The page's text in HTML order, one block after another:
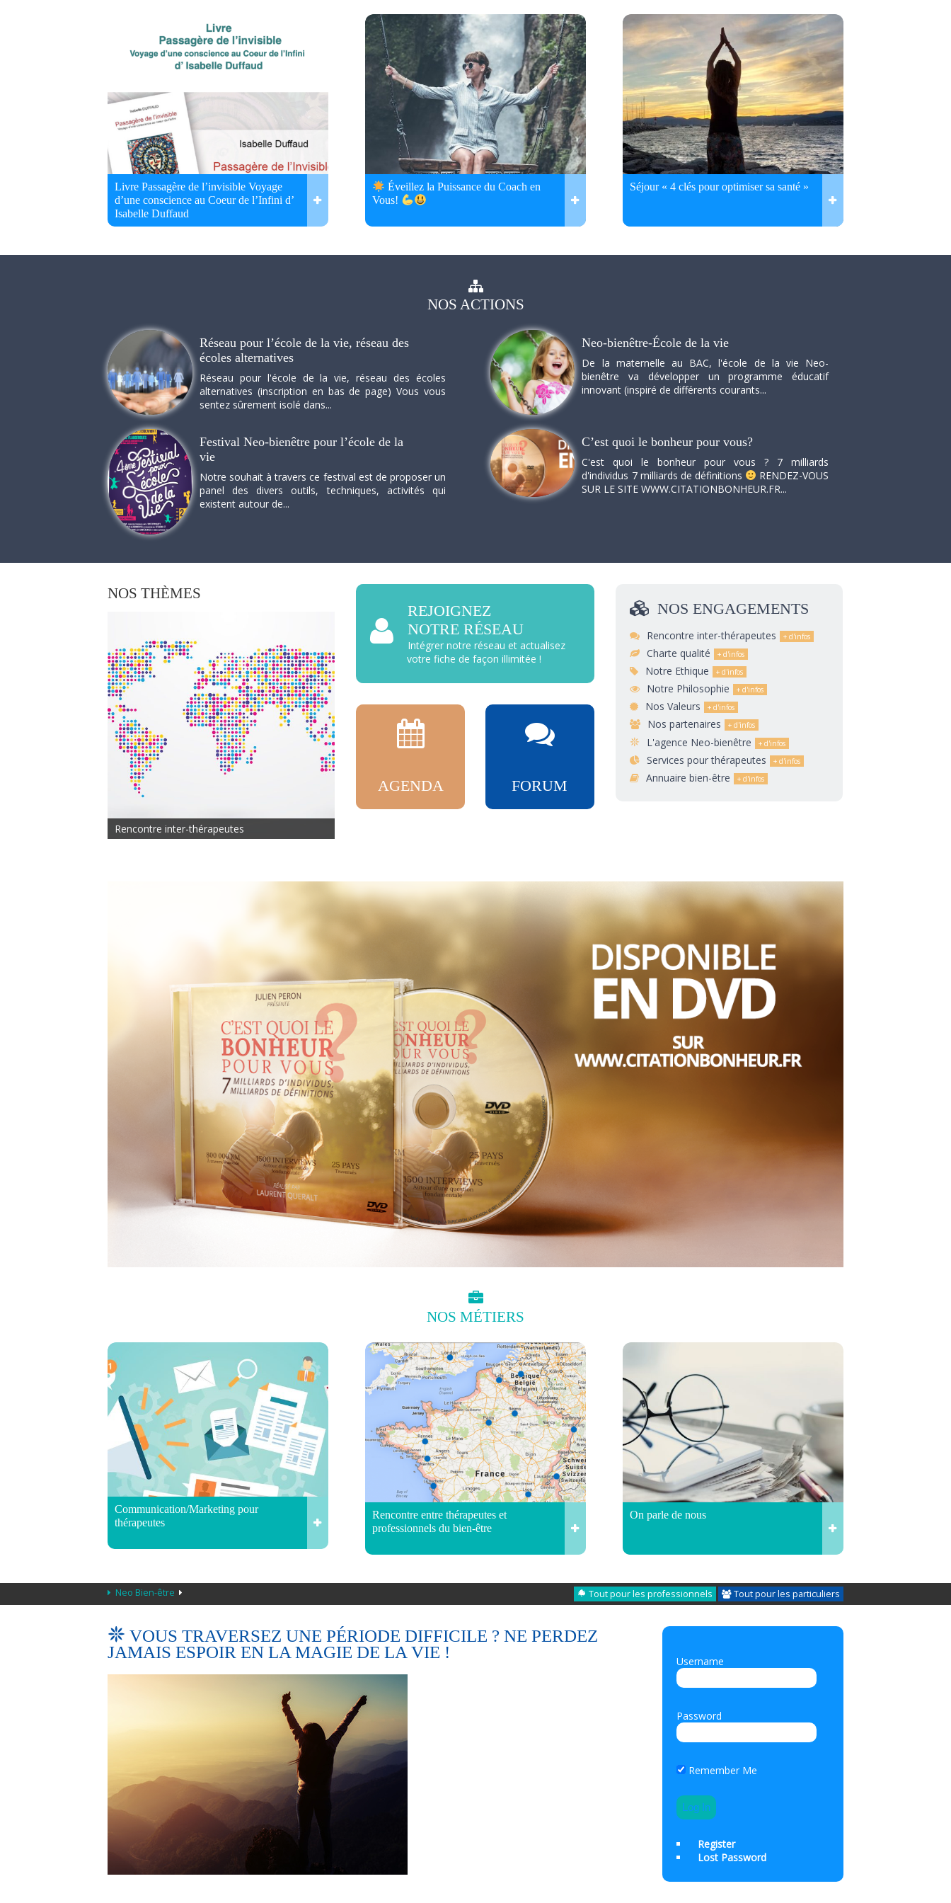
Livre Passagère de l’invisible Voyage
d’une conscience au Coeur de l’Infini d’
Isabelle Duffaud
Éveillez la Puissance du Coach en
Vous!
Séjour « 4 clés pour optimiser sa santé »
NOS ACTIONS
Réseau pour l’école de la vie, réseau des
écoles alternatives
Réseau pour l'école de la vie, réseau des écoles
alternatives (inscription en bas de page) Vous vous
sentez sûrement isolé dans...
Neo-bienêtre-École de la vie
De la maternelle au BAC, l'école de la vie Neo-
bienêtre va développer un programme éducatif
innovant (inspiré de différents courants...
Festival Neo-bienêtre pour l’école de la
vie
Notre souhait à travers ce festival est de proposer un
panel des divers outils, techniques, activités qui
existent autour de...
C’est quoi le bonheur pour vous?
C'est quoi le bonheur pour vous ? 7 milliards
d'individus 7 milliards de définitions
RENDEZ-VOUS
SUR LE SITE WWW.CITATIONBONHEUR.FR...
NOS THÈMES
Rencontre inter-thérapeutes
REJOIGNEZ
NOTRE RÉSEAU
Intégrer notre réseau et actualisez
votre fiche de façon illimitée !
AGENDA FORUM
NOS ENGAGEMENTS
Rencontre inter-thérapeutes
Charte qualité
Notre Ethique
Notre Philosophie
Nos Valeurs
Nos partenaires
L'agence Neo-bienêtre
Services pour thérapeutes
Annuaire bien-être
NOS MÉTIERS
Communication/Marketing pour
thérapeutes
Rencontre entre thérapeutes et
professionnels du bien-être
On parle de nous
Neo Bien-être Tout pour les professionnels Tout pour les particuliers
VOUS TRAVERSEZ UNE PÉRIODE DIFFICILE ? NE PERDEZ
JAMAIS ESPOIR EN LA MAGIE DE LA VIE !
Username
Password
Remember Me
Register
Lost Password